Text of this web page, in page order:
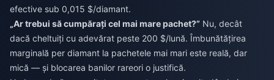
efective sub 0,015 $/diamant.
„Ar trebui să cumpărați cel mai mare pachet?” Nu, decât
dacă cheltuiți cu adevărat peste 200 $/lună. Îmbunătățirea
marginală per diamant la pachetele mai mari este reală, dar
mică — și blocarea banilor rareori o justifică.